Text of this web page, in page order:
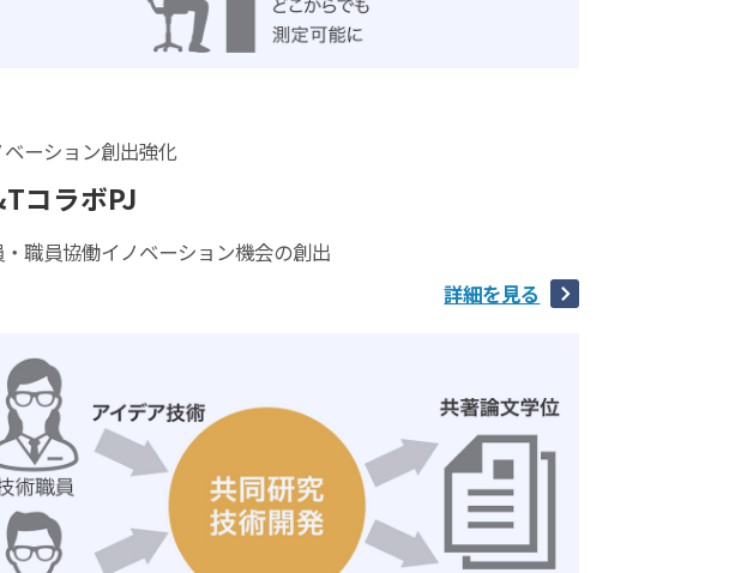
ベーション創出強化
コラボPJ
・職員協働イノベーション機会の創出
詳細を見る